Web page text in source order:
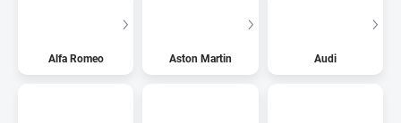
Alfa Romeo Aston Martin Audi